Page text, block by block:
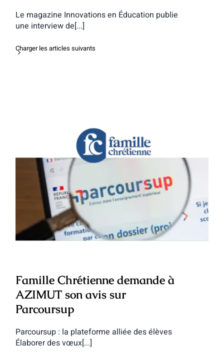
Le magazine Innovations en Éducation publie
une interview de[...]
Charger les articles suivants
Famille Chrétienne demande à
AZIMUT son avis sur Parcoursup
Famille Chrétienne demande à
AZIMUT son avis sur
Parcoursup
Parcoursup : la plateforme alliée des élèves
Élaborer des vœux[...]